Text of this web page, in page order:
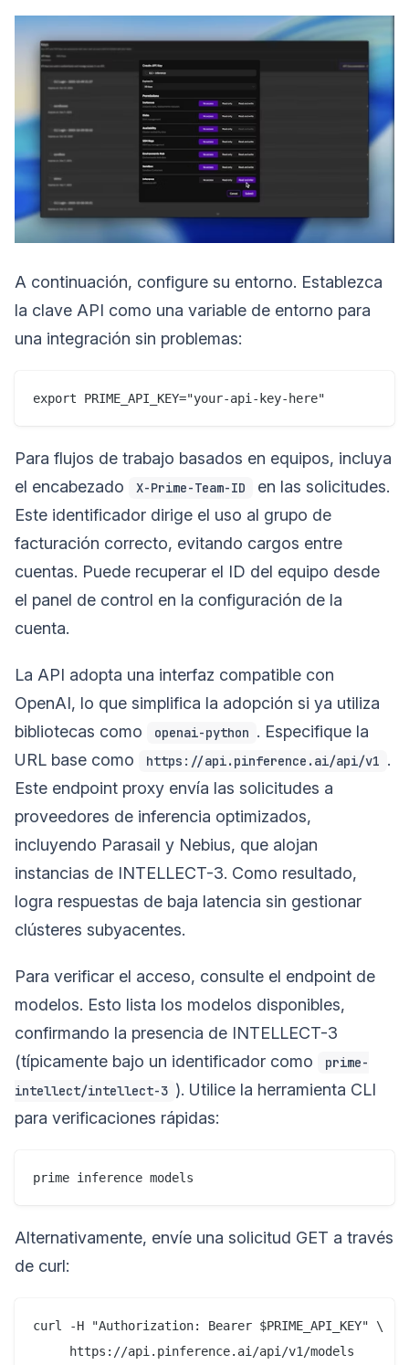
A continuación, configure su entorno. Establezca
la clave API como una variable de entorno para
una integración sin problemas:
Para flujos de trabajo basados en equipos, incluya
el encabezado
X-Prime-Team-ID
en las solicitudes.
Este identificador dirige el uso al grupo de
facturación correcto, evitando cargos entre
cuentas. Puede recuperar el ID del equipo desde
el panel de control en la configuración de la
cuenta.
La API adopta una interfaz compatible con
OpenAI, lo que simplifica la adopción si ya utiliza
bibliotecas como
openai-python . Especifique la
URL base como
https://api.pinference.ai/api/v1 .
Este endpoint proxy envía las solicitudes a
proveedores de inferencia optimizados,
incluyendo Parasail y Nebius, que alojan
instancias de INTELLECT-3. Como resultado,
logra respuestas de baja latencia sin gestionar
clústeres subyacentes.
Para verificar el acceso, consulte el endpoint de
modelos. Esto lista los modelos disponibles,
confirmando la presencia de INTELLECT-3
(típicamente bajo un identificador como
prime-
intellect/intellect-3 ). Utilice la herramienta CLI
para verificaciones rápidas:
Alternativamente, envíe una solicitud GET a través
de curl:
curl -H "Authorization: Bearer $PRIME_API_KEY" \